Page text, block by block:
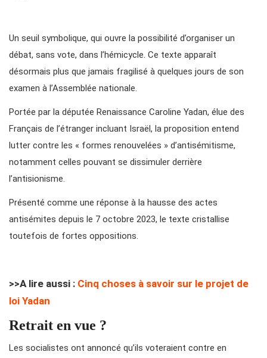
Un seuil symbolique, qui ouvre la possibilité d’organiser un
débat, sans vote, dans l’hémicycle. Ce texte apparaît
désormais plus que jamais fragilisé à quelques jours de son
examen à l’Assemblée nationale.
Portée par la députée Renaissance Caroline Yadan, élue des
Français de l’étranger incluant Israël, la proposition entend
lutter contre les « formes renouvelées » d’antisémitisme,
notamment celles pouvant se dissimuler derrière
l’antisionisme.
Présenté comme une réponse à la hausse des actes
antisémites depuis le 7 octobre 2023, le texte cristallise
toutefois de fortes oppositions.
>>A lire aussi : Cinq choses à savoir sur le projet de
loi Yadan
Retrait en vue ?
Les socialistes ont annoncé qu’ils voteraient contre en